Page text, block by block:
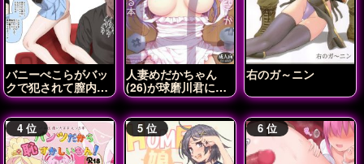
バニーぺこらがバッ
クで犯されて膣内射
精されちゃう♡
人妻めだかちゃん
(26)が球磨川君に
NTRれる本
右のガ～ニン